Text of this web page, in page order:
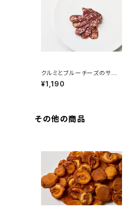
クルミとブルーチーズのサラ
ミ 50g ＜メゾン・ラボリー
＞(フランス・オーヴェルニュ)
¥1,190
その他の商品